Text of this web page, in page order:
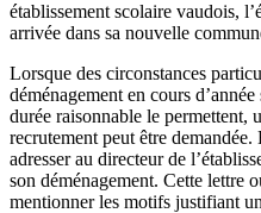
établissement scolaire vaudois,
arrivée dans sa nouvelle
Lorsque des circonstances
déménagement en cours
durée raisonnable le permettent,
recrutement peut être
adresser au directeur de
son déménagement. Cette lettre
mentionner les motifs justifiant